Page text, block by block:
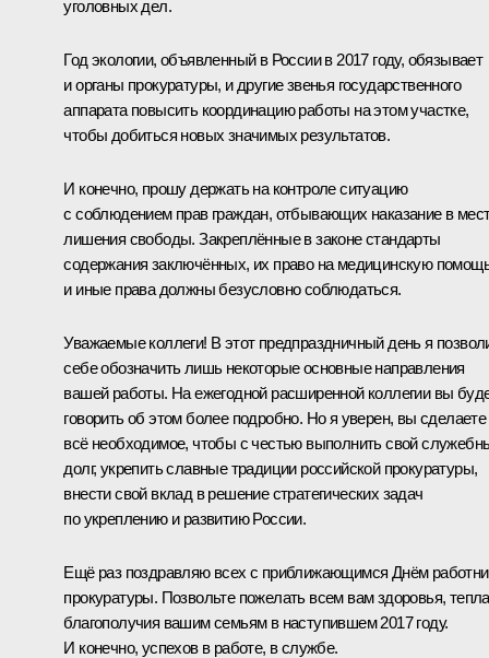
уголовных дел.
Год экологии, объявленный в России в 2017 году, обязывает
и органы прокуратуры, и другие звенья государственного
аппарата повысить координацию работы на этом участке,
чтобы добиться новых значимых результатов.
И конечно, прошу держать на контроле ситуацию
с соблюдением прав граждан, отбывающих наказание в
лишения свободы. Закреплённые в законе стандарты
содержания заключённых, их право на медицинскую
и иные права должны безусловно соблюдаться.
Уважаемые коллеги! В этот предпраздничный день я
себе обозначить лишь некоторые основные направления
вашей работы. На ежегодной расширенной коллегии вы
говорить об этом более подробно. Но я уверен, вы сделаете
всё необходимое, чтобы с честью выполнить свой
долг, укрепить славные традиции российской прокуратуры,
внести свой вклад в решение стратегических задач
по укреплению и развитию России.
Ещё раз поздравляю всех с приближающимся Днём
прокуратуры. Позвольте пожелать всем вам здоровья,
благополучия вашим семьям в наступившем 2017 году.
И конечно, успехов в работе, в службе.